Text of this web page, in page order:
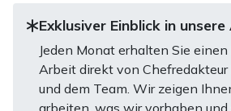
Exklusiver Einblick in
Jeden Monat erhalten Sie
Arbeit direkt von
und dem Team. Wir zeigen